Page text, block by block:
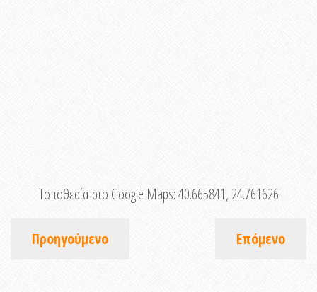
Τοποθεσία στο Google Maps:40.665841, 24.761626
Προηγούμενο Επόμενο